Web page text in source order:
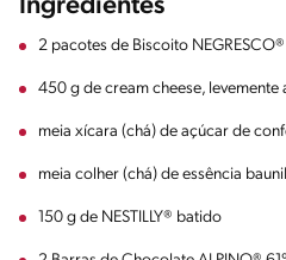
Ingredientes
2 pacotes de Biscoito
450 g de cream cheese, levemente
meia xícara (chá) de açúcar de
meia colher (chá) de essência
150 g de NESTILLY® batido